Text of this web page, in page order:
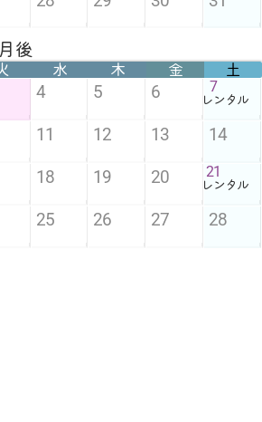
4 5 6 7
レンタル
11 12 13 14
18 19 20 21
レンタル
25 26 27 28
後
水 木 金 土